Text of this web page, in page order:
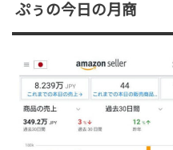
ぷぅの今日の月商